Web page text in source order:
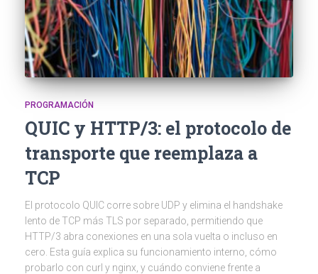
PROGRAMACIÓN
QUIC y HTTP/3: el protocolo de
transporte que reemplaza a
TCP
El protocolo QUIC corre sobre UDP y elimina el handshake
lento de TCP más TLS por separado, permitiendo que
HTTP/3 abra conexiones en una sola vuelta o incluso en
cero. Esta guía explica su funcionamiento interno, cómo
probarlo con curl y nginx, y cuándo conviene frente a